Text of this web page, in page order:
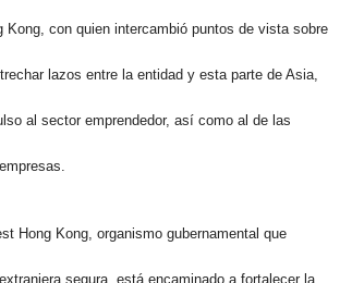
Kong, con quien intercambió puntos de vista sobre
lazos entre la entidad y esta parte de Asia,
al sector emprendedor, así como al de las
Hong Kong, organismo gubernamental que
segura, está encaminado a fortalecer la